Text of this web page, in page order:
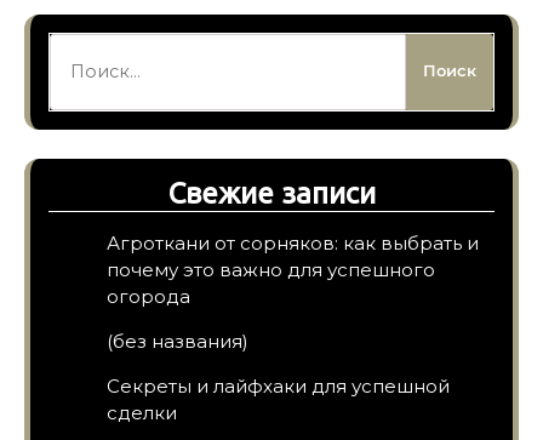
Свежие записи
Агроткани от сорняков: как выбрать и
почему это важно для успешного
огорода
(без названия)
Секреты и лайфхаки для успешной
сделки